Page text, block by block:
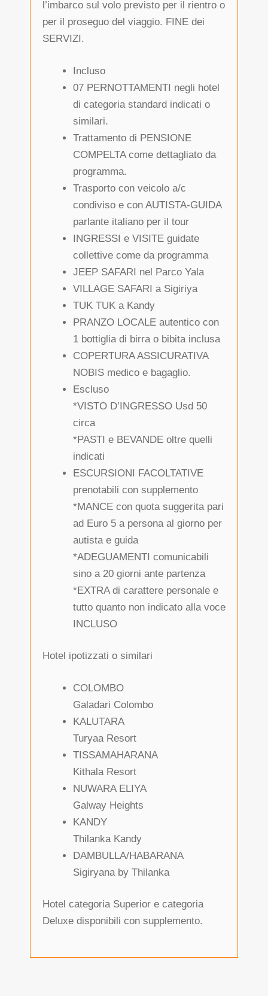
l’imbarco sul volo previsto per il rientro o
per il proseguo del viaggio. FINE dei
SERVIZI.
Incluso
07 PERNOTTAMENTI negli hotel
di categoria standard indicati o
similari.
Trattamento di PENSIONE
COMPELTA come dettagliato da
programma.
Trasporto con veicolo a/c
condiviso e con AUTISTA-GUIDA
parlante italiano per il tour
INGRESSI e VISITE guidate
collettive come da programma
JEEP SAFARI nel Parco Yala
VILLAGE SAFARI a Sigiriya
TUK TUK a Kandy
PRANZO LOCALE autentico con
1 bottiglia di birra o bibita inclusa
COPERTURA ASSICURATIVA
NOBIS medico e bagaglio.
Escluso
*VISTO D’INGRESSO Usd 50
circa
*PASTI e BEVANDE oltre quelli
indicati
ESCURSIONI FACOLTATIVE
prenotabili con supplemento
*MANCE con quota suggerita pari
ad Euro 5 a persona al giorno per
autista e guida
*ADEGUAMENTI comunicabili
sino a 20 giorni ante partenza
*EXTRA di carattere personale e
tutto quanto non indicato alla voce
INCLUSO
Hotel ipotizzati o similari
COLOMBO
Galadari Colombo
KALUTARA
Turyaa Resort
TISSAMAHARANA
Kithala Resort
NUWARA ELIYA
Galway Heights
KANDY
Thilanka Kandy
DAMBULLA/HABARANA
Sigiryana by Thilanka
Hotel categoria Superior e categoria
Deluxe disponibili con supplemento.